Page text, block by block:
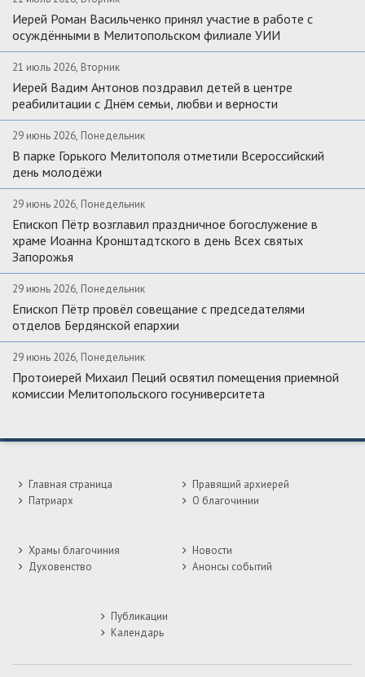
Иерей Роман Васильченко принял участие в работе с
осуждёнными в Мелитопольском филиале УИИ
21 июль 2026, Вторник
Иерей Вадим Антонов поздравил детей в центре
реабилитации с Днём семьи, любви и верности
29 июнь 2026, Понедельник
В парке Горького Мелитополя отметили Всероссийский
день молодёжи
29 июнь 2026, Понедельник
Епископ Пётр возглавил праздничное богослужение в
храме Иоанна Кронштадтского в день Всех святых
Запорожья
29 июнь 2026, Понедельник
Епископ Пётр провёл совещание с председателями
отделов Бердянской епархии
29 июнь 2026, Понедельник
Протоиерей Михаил Пеций освятил помещения приемной
комиссии Мелитопольского госуниверситета
Главная страница
Патриарх
Правящий архиерей
О благочинии
Храмы благочиния
Духовенство
Новости
Анонсы событий
Публикации
Календарь